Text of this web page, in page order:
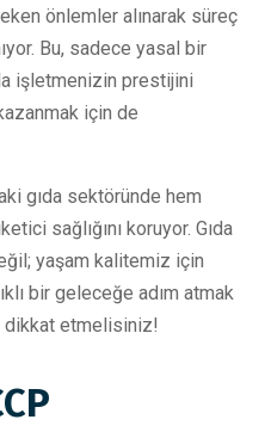
önlemler alınarak süreç
Bu, sadece yasal bir
işletmenizin prestijini
için de
gıda sektöründe hem
sağlığını koruyor. Gıda
yaşam kalitemiz için
bir geleceğe adım atmak
dikkat etmelisiniz!